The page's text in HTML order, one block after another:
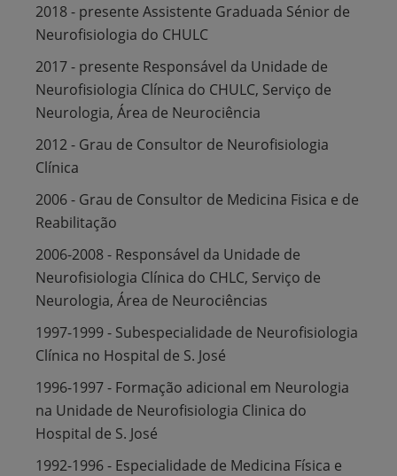
2018 - presente Assistente Graduada Sénior de
Neurofisiologia do CHULC
2017 - presente Responsável da Unidade de
Neurofisiologia Clínica do CHULC, Serviço de
Neurologia, Área de Neurociência
2012 - Grau de Consultor de Neurofisiologia
Clínica
2006 - Grau de Consultor de Medicina Fisica e de
Reabilitação
2006-2008 - Responsável da Unidade de
Neurofisiologia Clínica do CHLC, Serviço de
Neurologia, Área de Neurociências
1997-1999 - Subespecialidade de Neurofisiologia
Clínica no Hospital de S. José
1996-1997 - Formação adicional em Neurologia
na Unidade de Neurofisiologia Clinica do
Hospital de S. José
1992-1996 - Especialidade de Medicina Física e